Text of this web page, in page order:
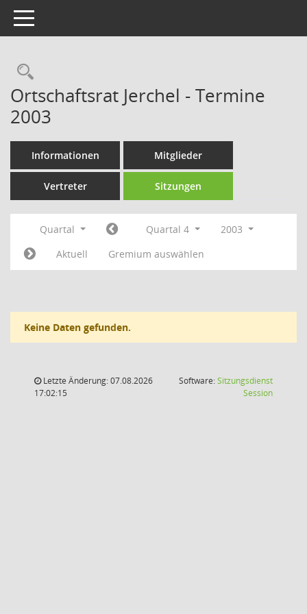
Toggle navigation
Rechercheauswahl
Ortschaftsrat Jerchel - Termine
2003
Informationen Mitglieder
Vertreter Sitzungen
Quartal Quartal 4
2003
Aktuell
Gremium auswählen
Keine Daten gefunden.
Letzte Änderung: 07.08.2026
17:02:15
Software:Sitzungsdienst
Session(Wird in